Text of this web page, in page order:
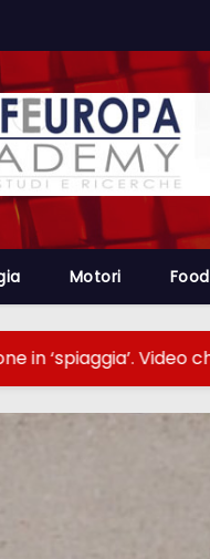
Motori Food
choc sul Po in secca